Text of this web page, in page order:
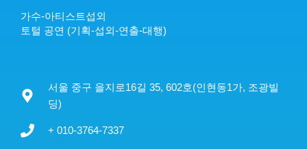
가수-아티스트섭외
토털 공연 (기획-섭외-연출-대행)
서울 중구 을지로16길 35, 602호(인현동1가, 조광빌
딩)
+ 010-3764-7337